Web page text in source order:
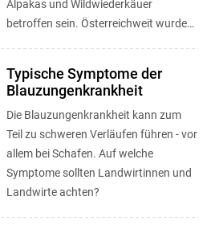
Alpakas und Wildwiederkäuer
betroffen sein. Österreichweit wurden
Typische Symptome der
Blauzungenkrankheit
Die Blauzungenkrankheit kann zum
Teil zu schweren Verläufen führen - vor
allem bei Schafen. Auf welche
Symptome sollten Landwirtinnen und
Landwirte achten?